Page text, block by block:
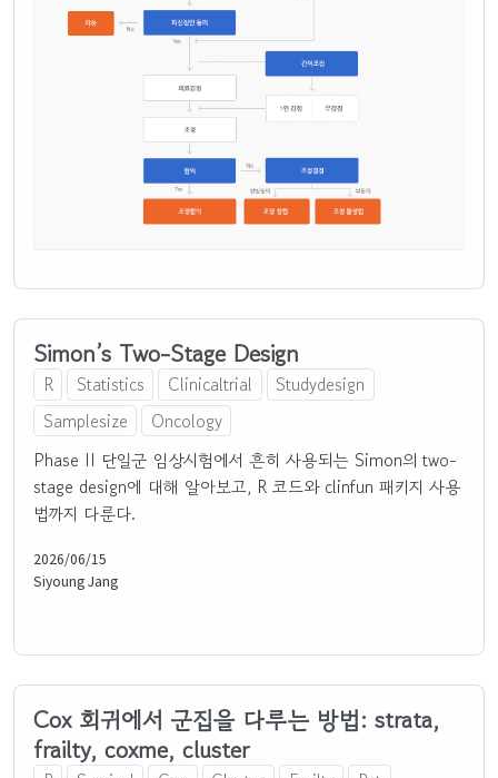
Simon’s Two-Stage Design
R Statistics Clinicaltrial
Studydesign
Samplesize
Oncology
Phase II 단일군 임상시험에서 흔히 사용되는 Simon의 two-
stage design에 대해 알아보고, R 코드와 clinfun 패키지 사용
법까지 다룬다.
2026/06/15
Siyoung Jang
Cox 회귀에서 군집을 다루는 방법: strata,
frailty, coxme, cluster